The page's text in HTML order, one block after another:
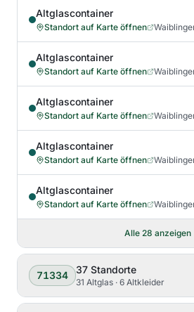
Altglascontainer
Standort auf Karte öffnen
Altglascontainer
Standort auf Karte öffnen
Altglascontainer
Standort auf Karte öffnen
Altglascontainer
Standort auf Karte öffnen
Altglascontainer
Standort auf Karte öffnen
Alle 28 anzeigen
71334 37 Standorte
31 Altglas · 6 Altkleider